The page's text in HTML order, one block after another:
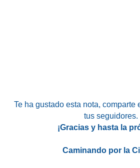
Te ha gustado esta nota, comparte
tus seguidores.
¡Gracias y hasta la
Caminando por la